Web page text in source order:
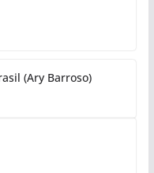
(Ary Barroso)